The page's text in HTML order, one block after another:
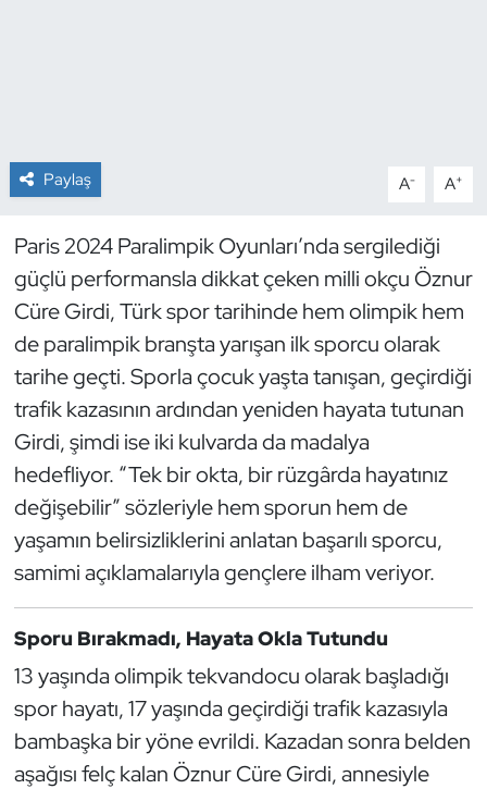
Paylaş A- A+
Paris 2024 Paralimpik Oyunları’nda sergilediği
güçlü performansla dikkat çeken milli okçu Öznur
Cüre Girdi, Türk spor tarihinde hem olimpik hem
de paralimpik branşta yarışan ilk sporcu olarak
tarihe geçti. Sporla çocuk yaşta tanışan, geçirdiği
trafik kazasının ardından yeniden hayata tutunan
Girdi, şimdi ise iki kulvarda da madalya
hedefliyor. “Tek bir okta, bir rüzgârda hayatınız
değişebilir” sözleriyle hem sporun hem de
yaşamın belirsizliklerini anlatan başarılı sporcu,
samimi açıklamalarıyla gençlere ilham veriyor.
Sporu Bırakmadı, Hayata Okla Tutundu
13 yaşında olimpik tekvandocu olarak başladığı
spor hayatı, 17 yaşında geçirdiği trafik kazasıyla
bambaşka bir yöne evrildi. Kazadan sonra belden
aşağısı felç kalan Öznur Cüre Girdi, annesiyle
E-Spor
Eskrim
Futbol
Futsal
Golf
Güreş
Halter
Hava Sporları
Hentbol
İşitme Engelli Sporcular